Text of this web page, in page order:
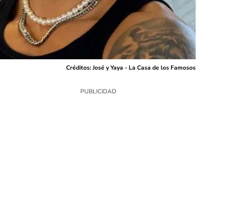
Créditos: José y Yaya - La Casa de los Famosos